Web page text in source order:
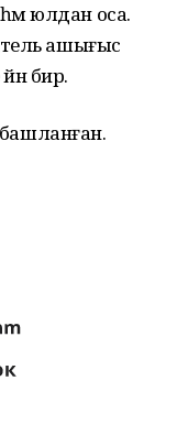
юлдан оса.
ашығыс
бирә.